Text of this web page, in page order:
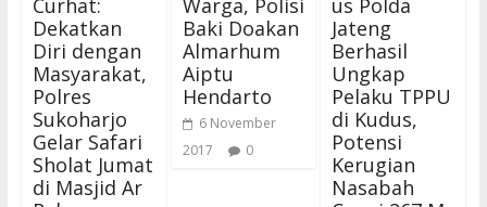
Curhat:
Dekatkan
Diri dengan
Masyarakat,
Polres
Sukoharjo
Gelar Safari
Sholat Jumat
di Masjid Ar
Warga, Polisi
Baki Doakan
Almarhum
Aiptu
Hendarto
6 November
2017
0
us Polda
Jateng
Berhasil
Ungkap
Pelaku TPPU
di Kudus,
Potensi
Kerugian
Nasabah